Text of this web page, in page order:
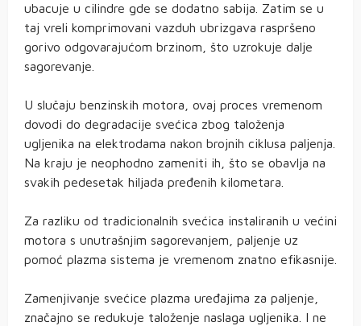
ubacuje u cilindre gde se dodatno sabija. Zatim se u
taj vreli komprimovani vazduh ubrizgava raspršeno
gorivo odgovarajućom brzinom, što uzrokuje dalje
sagorevanje.
U slučaju benzinskih motora, ovaj proces vremenom
dovodi do degradacije svećica zbog taloženja
ugljenika na elektrodama nakon brojnih ciklusa paljenja.
Na kraju je neophodno zameniti ih, što se obavlja na
svakih pedesetak hiljada pređenih kilometara.
Za razliku od tradicionalnih svećica instaliranih u većini
motora s unutrašnjim sagorevanjem, paljenje uz
pomoć plazma sistema je vremenom znatno efikasnije.
Zamenjivanje svećice plazma uređajima za paljenje,
značajno se redukuje taloženje naslaga ugljenika. I ne